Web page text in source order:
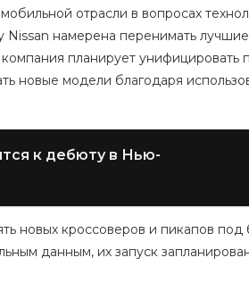
отрасли в вопросах
намерена перенимать
планирует
новые модели благодаря
к дебюту в Нью-
новых кроссоверов и пикапов
данным, их запуск